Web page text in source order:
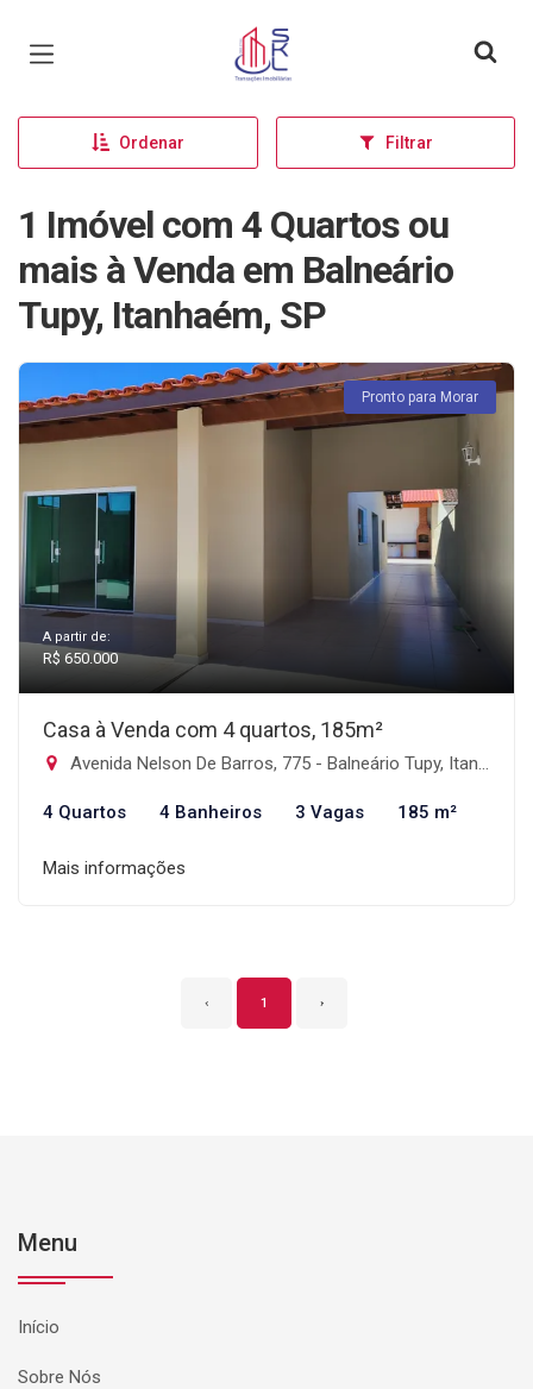
Página inicial
Ordenar Filtrar
1 Imóvel com 4 Quartos ou
mais à Venda em Balneário
Tupy, Itanhaém, SP
Pronto para Morar
A partir de:
R$ 650.000
Casa à Venda com 4 quartos, 185m²
Avenida Nelson De Barros, 775 - Balneário Tupy, Itanhaém-SP
4 Quartos 4 Banheiros 3 Vagas 185 m²
Mais informações
‹ 1 ›
Menu
Início
Sobre Nós